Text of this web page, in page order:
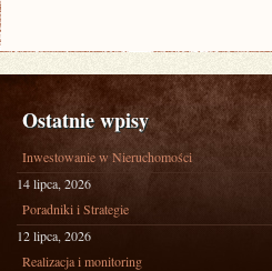
Ostatnie wpisy
Inwestowanie w Nieruchomości
14 lipca, 2026
Poradniki i Strategie
12 lipca, 2026
Realizacja i monitoring